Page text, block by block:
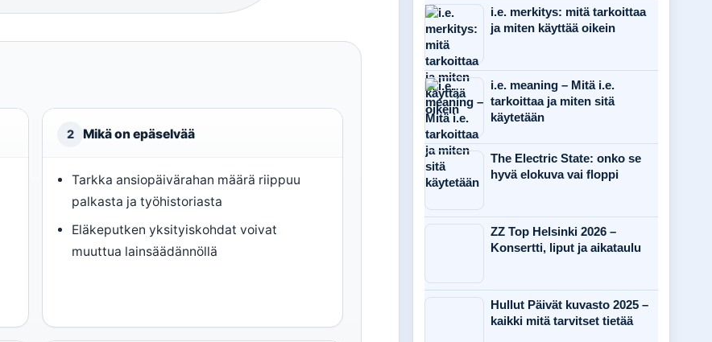
2 Mikä on epäselvää
Tarkka ansiopäivärahan määrä riippuu
palkasta ja työhistoriasta
Eläkeputken yksityiskohdat voivat
muuttua lainsäädännöllä
i.e. merkitys: mitä tarkoittaa
ja miten käyttää oikein
i.e. meaning – Mitä i.e.
tarkoittaa ja miten sitä
käytetään
The Electric State: onko se
hyvä elokuva vai floppi
ZZ Top Helsinki 2026 –
Konsertti, liput ja aikataulu
Hullut Päivät kuvasto 2025 –
kaikki mitä tarvitset tietää